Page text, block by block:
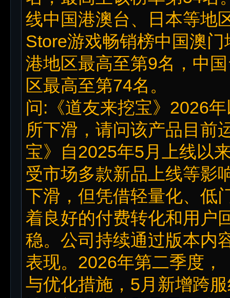
线中国港澳台、日本等地
Store游戏畅销榜中国澳
港地区最高至第9名，中
区最高至第74名。
问:《道友来挖宝》2026
所下滑，请问该产品目前
宝》自2025年5月上线以
受市场多款新品上线等影
下滑，但凭借轻量化、低
着良好的付费转化和用户
稳。公司持续通过版本内
表现。2026年第二季度
与优化措施，5月新增跨